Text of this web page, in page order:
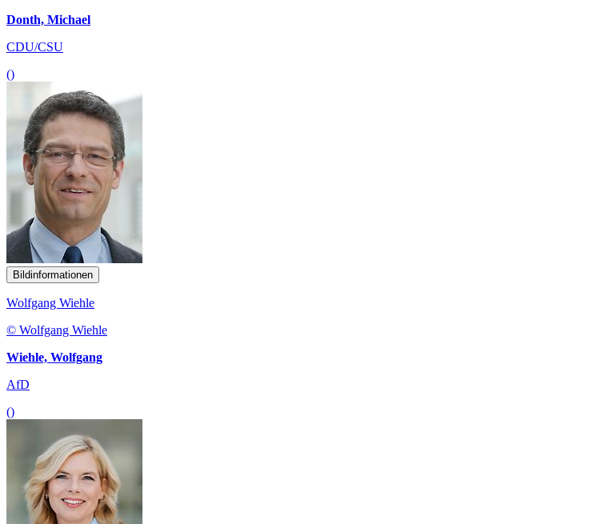
Donth, Michael
CDU/CSU
()
Bildinformationen
Wolfgang Wiehle
© Wolfgang Wiehle
Wiehle, Wolfgang
AfD
()